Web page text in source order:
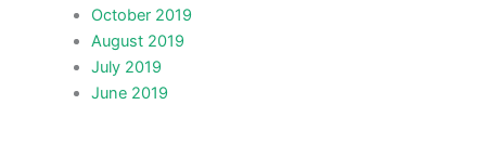
October 2019
August 2019
July 2019
June 2019